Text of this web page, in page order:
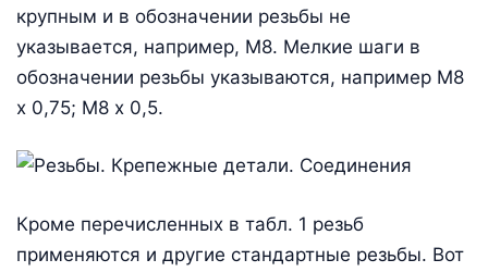
крупным и в обозначении резьбы не
указывается, например, М8. Мелкие шаги в
обозначении резьбы указываются, например М8
х 0,75; М8 х 0,5.
Кроме перечисленных в табл. 1 резьб
применяются и другие стандартные резьбы. Вот